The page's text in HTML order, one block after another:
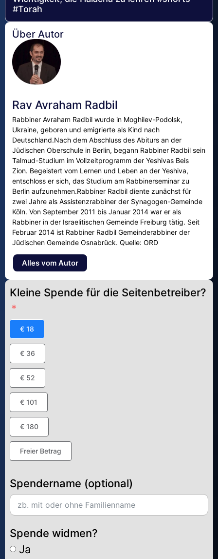
#Torah
Über Autor
Rav Avraham Radbil
Rabbiner Avraham Radbil wurde in Moghilev-Podolsk,
Ukraine, geboren und emigrierte als Kind nach
Deutschland.Nach dem Abschluss des Abiturs an der
Jüdischen Oberschule in Berlin, begann Rabbiner Radbil sein
Talmud-Studium im Vollzeitprogramm der Yeshivas Beis
Zion. Begeistert vom Lernen und Leben an der Yeshiva,
entschloss er sich, das Studium am Rabbinerseminar zu
Berlin aufzunehmen.Rabbiner Radbil diente zunächst für
zwei Jahre als Assistenzrabbiner der Synagogen-Gemeinde
Köln. Von September 2011 bis Januar 2014 war er als
Rabbiner in der Israelitischen Gemeinde Freiburg tätig. Seit
Februar 2014 ist Rabbiner Radbil Gemeinderabbiner der
Jüdischen Gemeinde Osnabrück. Quelle: ORD
Alles vom Autor
Kleine Spende für die Seitenbetreiber?
€ 18
€ 36
€ 52
€ 101
€ 180
Freier Betrag
Spendername (optional)
Spende widmen?
Ja